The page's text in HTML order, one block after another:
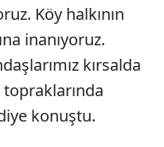
Köy halkının
inanıyoruz.
kırsalda
konuştu.